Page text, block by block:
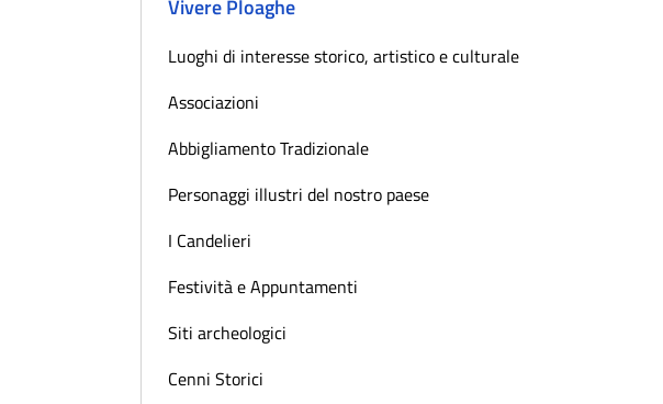
Vivere Ploaghe
Luoghi di interesse storico, artistico e culturale
Associazioni
Abbigliamento Tradizionale
Personaggi illustri del nostro paese
I Candelieri
Festività e Appuntamenti
Siti archeologici
Cenni Storici